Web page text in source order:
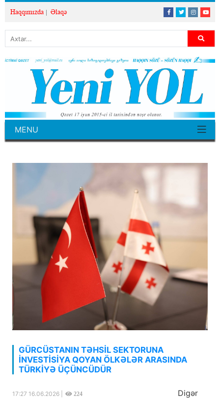
Haqqımızda Əlaqə
MENU
GÜRCÜSTANIN TƏHSİL SEKTORUNA
İNVESTİSİYA QOYAN ÖLKƏLƏR ARASINDA
TÜRKİYƏ ÜÇÜNCÜDÜR
17:27 16.06.2026 | 224 Digər